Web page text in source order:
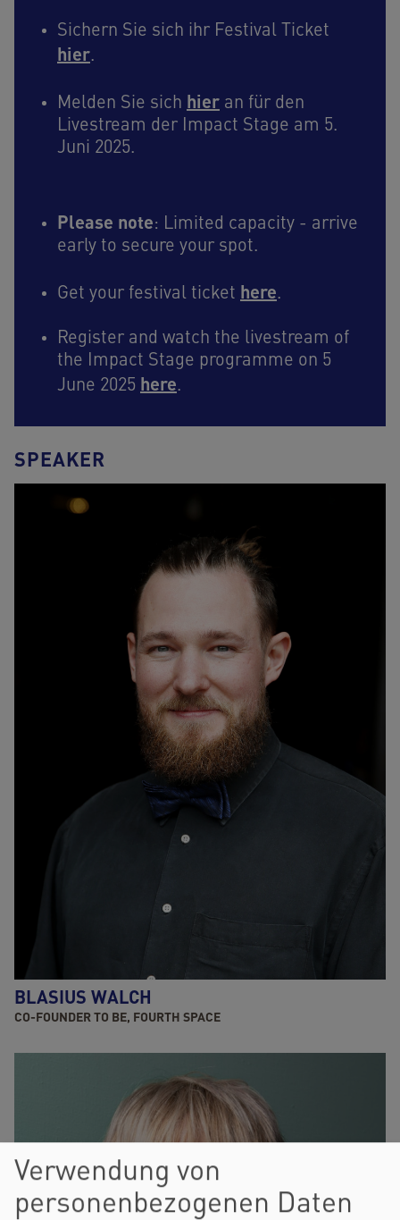
Sichern Sie sich ihr Festival Ticket
hier.
Melden Sie sich hier an für den
Livestream der Impact Stage am 5.
Juni 2025.
Please note: Limited capacity - arrive
early to secure your spot.
Get your festival ticket here.
Register and watch the livestream of
the Impact Stage programme on 5
June 2025 here.
SPEAKER
BLASIUS WALCH
CO-FOUNDER TO BE, FOURTH SPACE
Verwendung von
personenbezogenen Daten